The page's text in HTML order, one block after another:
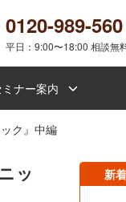
0120-989-560
平日：9:00〜18:00 相談無
ミナー案内
ク』中編
ッ
新